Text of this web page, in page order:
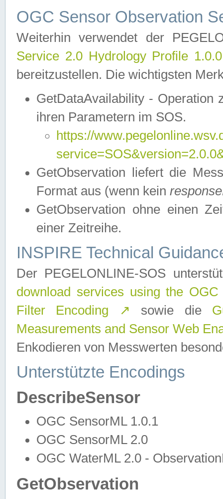
OGC Sensor Observation
Weiterhin verwendet der
Service 2.0 Hydrology Profile
bereitzustellen. Die wichtigsten
GetDataAvailability - Operation
ihren Parametern im SOS.
https://
GetObservation liefert die
Format aus (wenn kein
GetObservation ohne einen
einer Zeitreihe.
INSPIRE Technical
Der PEGELONLINE-SOS
download services using the
Filter Encoding
↗ sowie die
Measurements and Sensor Web
Enkodieren von Messwerten
Unterstützte Encodings
DescribeSensor
OGC SensorML 1.0.1
OGC SensorML 2.0
OGC WaterML 2.0 -
GetObservation